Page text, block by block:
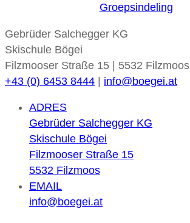
Groepsindeling
Gebrüder Salchegger KG
Skischule Bögei
Filzmooser Straße 15 | 5532 Filzmoos
+43 (0) 6453 8444 | info@boegei.at
ADRES
Gebrüder Salchegger KG
Skischule Bögei
Filzmooser Straße 15
5532 Filzmoos
EMAIL
info@boegei.at